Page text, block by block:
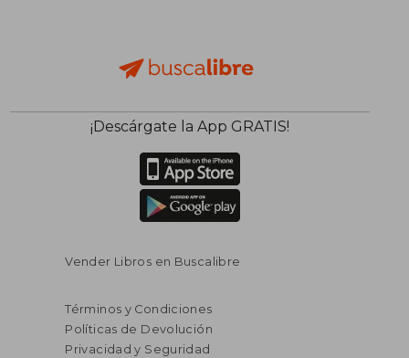
¡Descárgate la App GRATIS!
Vender Libros en Buscalibre
Términos y Condiciones
Políticas de Devolución
Privacidad y Seguridad